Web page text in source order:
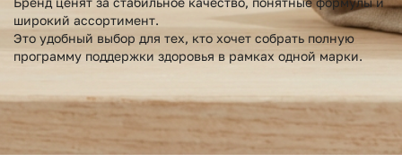
широкий ассортимент.
Это удобный выбор для тех, кто хочет собрать полную
программу поддержки здоровья в рамках одной марки.